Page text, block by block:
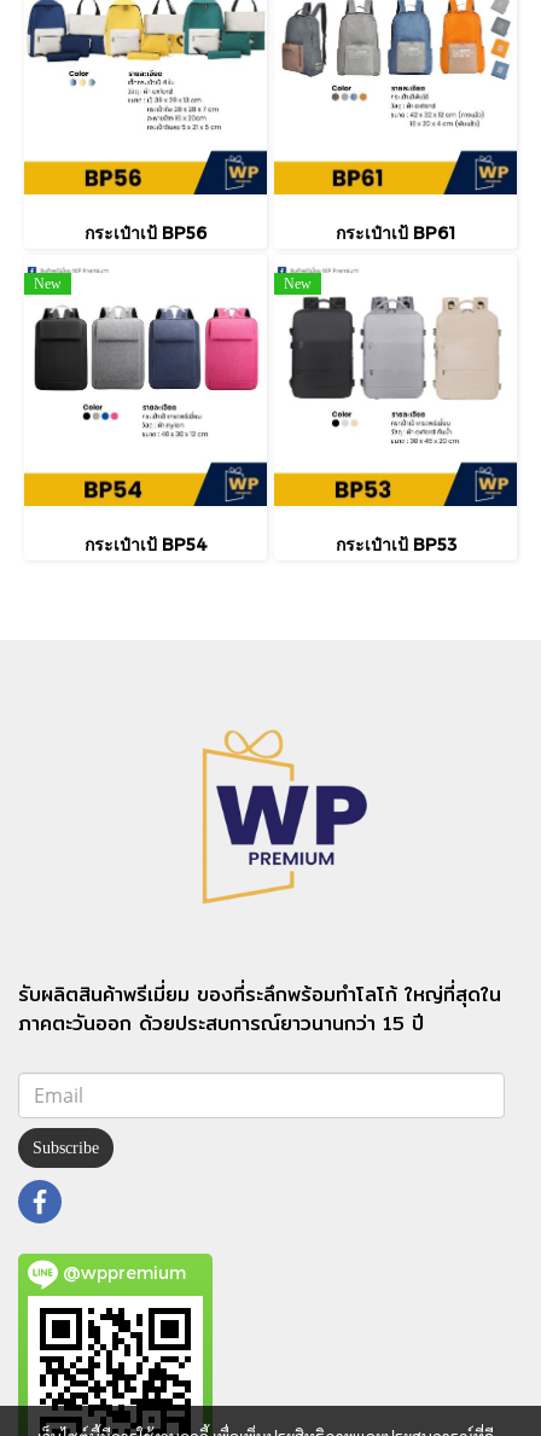
กระเป๋าเป้ BP56 กระเป๋าเป้ BP61
New
กระเป๋าเป้ BP54
New
กระเป๋าเป้ BP53
รับผลิตสินค้าพรีเมี่ยม ของที่ระลึกพร้อมทำโลโก้ ใหญ่ที่สุดใน
ภาคตะวันออก ด้วยประสบการณ์ยาวนานกว่า 15 ปี
Subscribe
@wppremium